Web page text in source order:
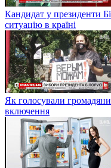
Кандидат у президенти
ситуацію в країні
Як голосували громадяни
включення